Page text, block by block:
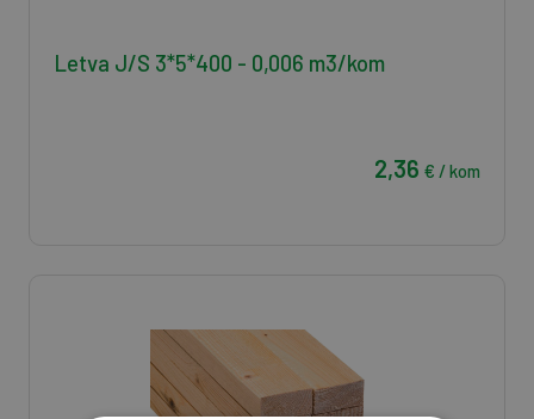
Letva J/S 3*5*400 - 0,006 m3/kom
2,36 € / kom